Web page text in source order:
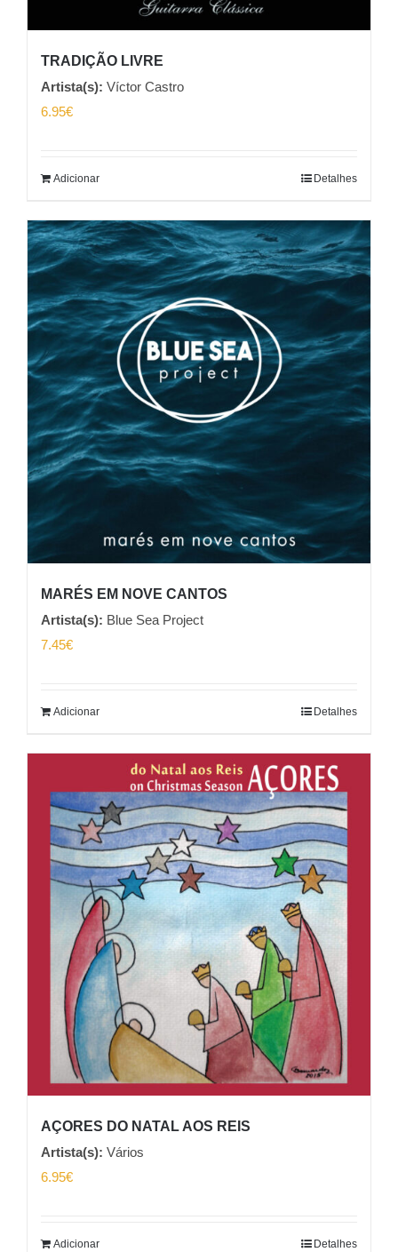
TRADIÇÃO LIVRE
Artista(s): Víctor Castro
6.95€
Adicionar Detalhes
MARÉS EM NOVE CANTOS
Artista(s): Blue Sea Project
7.45€
Adicionar Detalhes
AÇORES DO NATAL AOS REIS
Artista(s): Vários
6.95€
Adicionar Detalhes